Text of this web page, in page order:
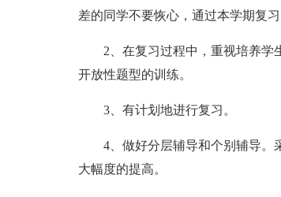
差的同学不要恢心，通过本学期复
2、在复习过程中，重视培养学生
开放性题型的训练。
3、有计划地进行复习。
4、做好分层辅导和个别辅导。
大幅度的提高。